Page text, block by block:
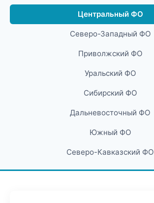
Центральный ФО
Северо-Западный ФО
Приволжский ФО
Уральский ФО
Сибирский ФО
Дальневосточный ФО
Южный ФО
Северо-Кавказский ФО